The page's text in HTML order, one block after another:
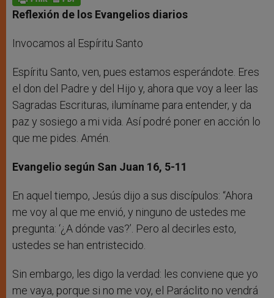
p e
r
k
Reflexión de los Evangelios diarios
Invocamos al Espíritu Santo
Espíritu Santo, ven, pues estamos esperándote. Eres
el don del Padre y del Hijo y, ahora que voy a leer las
Sagradas Escrituras, ilumíname para entender, y da
paz y sosiego a mi vida. Así podré poner en acción lo
que me pides. Amén.
Evangelio según San Juan 16, 5-11
En aquel tiempo, Jesús dijo a sus discípulos: “Ahora
me voy al que me envió, y ninguno de ustedes me
pregunta: ‘¿A dónde vas?’. Pero al decirles esto,
ustedes se han entristecido.
Sin embargo, les digo la verdad: les conviene que yo
me vaya, porque si no me voy, el Paráclito no vendrá